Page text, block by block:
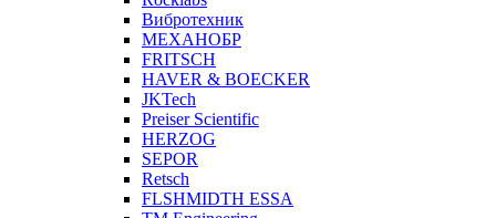
Вибротехник
МЕХАНОБР
FRITSCH
HAVER & BOECKER
JKTech
Preiser Scientific
HERZOG
SEPOR
Retsch
FLSHMIDTH ESSA